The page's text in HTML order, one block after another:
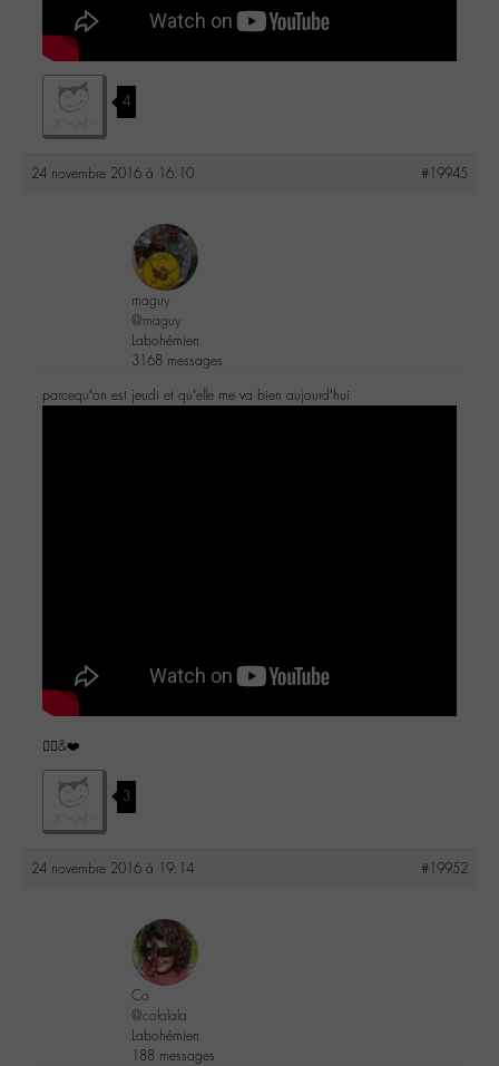
4
24 novembre 2016 à 16:10 #19945
maguy
@maguy
Labohémien
3168 messages
parcequ’on est jeudi et qu’elle me va bien aujourd’hui
✌🏼️&❤️
3
24 novembre 2016 à 19:14 #19952
Co
@colalala
Labohémien
188 messages